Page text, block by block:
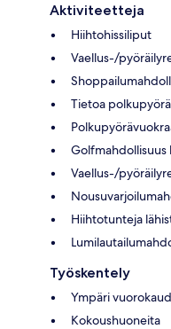
Aktiviteetteja
Hiihtohissiliput
Vaellus-/
Tietoa
Golfmahdollisuus
Vaellus-/
Hiihtotunteja
Työskentely
Ympäri
Kokoushuoneita